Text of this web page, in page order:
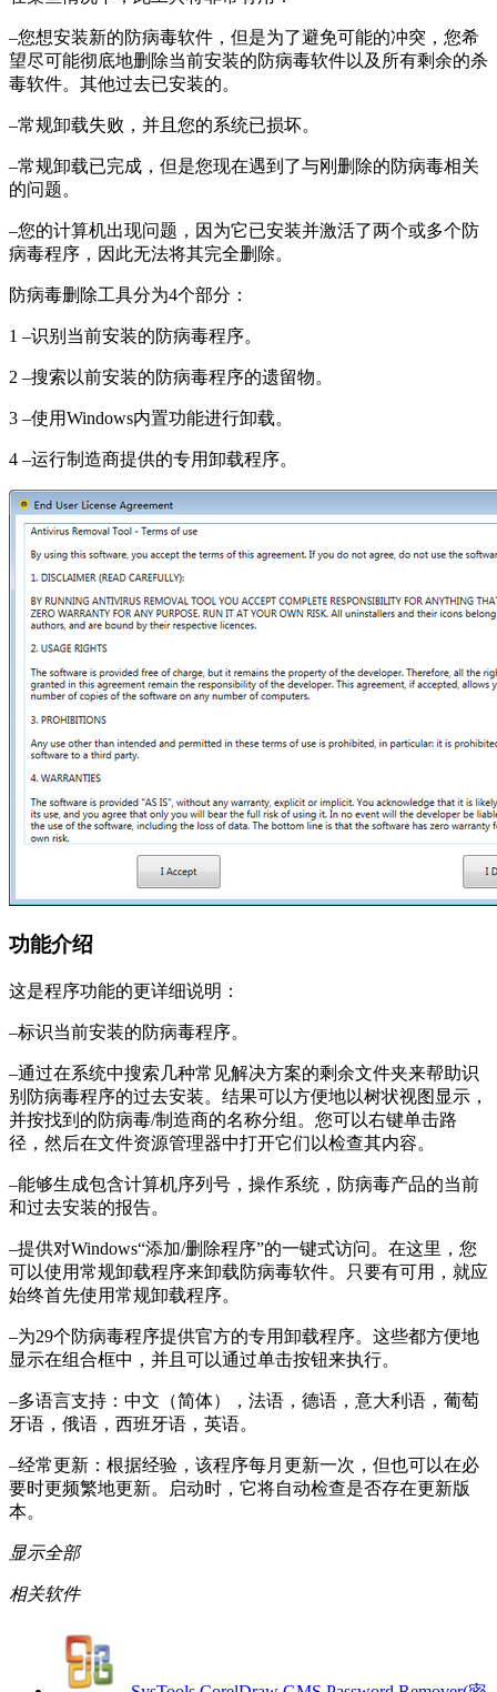
–您想安装新的防病毒软件，但是为了避免可能的冲突，您希
望尽可能彻底地删除当前安装的防病毒软件以及所有剩余的杀
毒软件。其他过去已安装的。
–常规卸载失败，并且您的系统已损坏。
–常规卸载已完成，但是您现在遇到了与刚删除的防病毒相关
的问题。
–您的计算机出现问题，因为它已安装并激活了两个或多个防
病毒程序，因此无法将其完全删除。
防病毒删除工具分为4个部分：
1 –识别当前安装的防病毒程序。
2 –搜索以前安装的防病毒程序的遗留物。
3 –使用Windows内置功能进行卸载。
4 –运行制造商提供的专用卸载程序。
功能介绍
这是程序功能的更详细说明：
–标识当前安装的防病毒程序。
–通过在系统中搜索几种常见解决方案的剩余文件夹来帮助识
别防病毒程序的过去安装。结果可以方便地以树状视图显示，
并按找到的防病毒/制造商的名称分组。您可以右键单击路
径，然后在文件资源管理器中打开它们以检查其内容。
–能够生成包含计算机序列号，操作系统，防病毒产品的当前
和过去安装的报告。
–提供对Windows“添加/删除程序”的一键式访问。在这里，您
可以使用常规卸载程序来卸载防病毒软件。只要有可用，就应
始终首先使用常规卸载程序。
–为29个防病毒程序提供官方的专用卸载程序。这些都方便地
显示在组合框中，并且可以通过单击按钮来执行。
–多语言支持：中文（简体），法语，德语，意大利语，葡萄
牙语，俄语，西班牙语，英语。
–经常更新：根据经验，该程序每月更新一次，但也可以在必
要时更频繁地更新。启动时，它将自动检查是否存在更新版
本。
显示全部
相关软件